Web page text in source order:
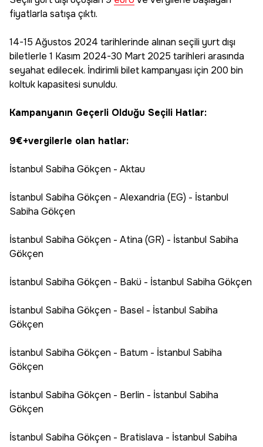
fiyatlarla satışa çıktı.
14-15 Ağustos 2024 tarihlerinde alınan seçili yurt dışı
biletlerle 1 Kasım 2024-30 Mart 2025 tarihleri arasında
seyahat edilecek. İndirimli bilet kampanyası için 200 bin
koltuk kapasitesi sunuldu.
Kampanyanın Geçerli Olduğu Seçili Hatlar:
9€+vergilerle olan hatlar:
İstanbul Sabiha Gökçen - Aktau
İstanbul Sabiha Gökçen - Alexandria (EG) - İstanbul
Sabiha Gökçen
İstanbul Sabiha Gökçen - Atina (GR) - İstanbul Sabiha
Gökçen
İstanbul Sabiha Gökçen - Bakü - İstanbul Sabiha Gökçen
İstanbul Sabiha Gökçen - Basel - İstanbul Sabiha
Gökçen
İstanbul Sabiha Gökçen - Batum - İstanbul Sabiha
Gökçen
İstanbul Sabiha Gökçen - Berlin - İstanbul Sabiha
Gökçen
İstanbul Sabiha Gökçen - Bratislava - İstanbul Sabiha